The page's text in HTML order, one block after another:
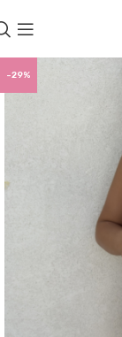
-29%